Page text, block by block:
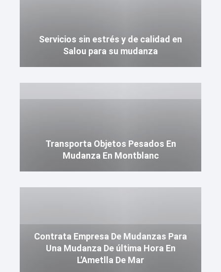
Servicios sin estrés y de calidad en
Salou para su mudanza
Transporta Objetos Pesados En
Mudanza En Montblanc
Contrata Empresa De Mudanzas Para
Una Mudanza De última Hora En
L'Ametlla De Mar